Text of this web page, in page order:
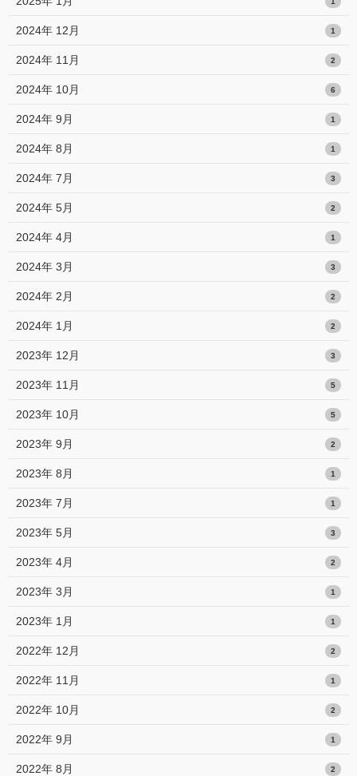
2024年 12月 1
2024年 11月 2
2024年 10月 6
2024年 9月 1
2024年 8月 1
2024年 7月 3
2024年 5月 2
2024年 4月 1
2024年 3月 3
2024年 2月 2
2024年 1月 2
2023年 12月 3
2023年 11月 5
2023年 10月 5
2023年 9月 2
2023年 8月 1
2023年 7月 1
2023年 5月 3
2023年 4月 2
2023年 3月 1
2023年 1月 1
2022年 12月 2
2022年 11月 1
2022年 10月 2
2022年 9月 1
2022年 8月 2